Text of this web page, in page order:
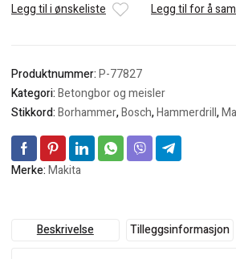
Legg til i ønskeliste Legg til for å
Produktnummer:P-77827
Kategori:Betongbor og meisler
Stikkord:Borhammer,Bosch,Hammerdrill,
Merke:Makita
Beskrivelse Tilleggsinformasjon